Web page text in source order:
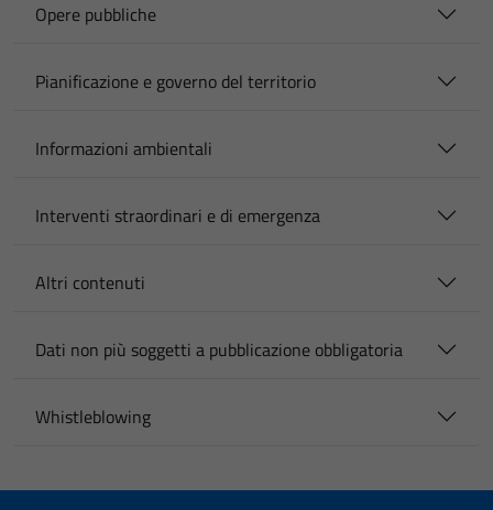
Opere pubbliche
Pianificazione e governo del territorio
Informazioni ambientali
Interventi straordinari e di emergenza
Altri contenuti
Dati non più soggetti a pubblicazione obbligatoria
Whistleblowing